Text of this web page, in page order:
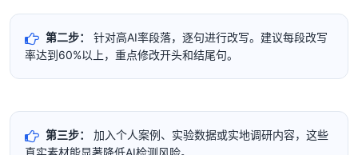
第二步：
针对高AI率段落，逐句进行改写。建议每段改写
率达到60%以上，重点修改开头和结尾句。
第三步：
加入个人案例、实验数据或实地调研内容，这些